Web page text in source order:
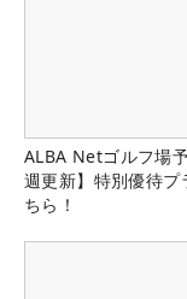
ALBA Netゴルフ場
週更新】特別優待プ
ちら！